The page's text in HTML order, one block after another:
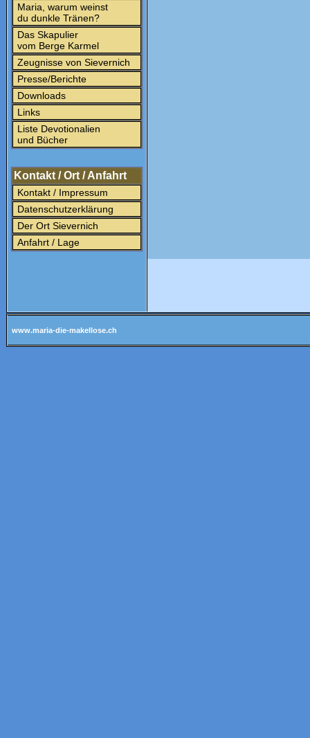
Maria, warum weinst
du dunkle Tränen?
Das Skapulier
vom Berge Karmel
Zeugnisse von Sievernich
Presse/Berichte
Downloads
Links
Liste Devotionalien
und Bücher
Kontakt / Ort / Anfahrt
Kontakt / Impressum
Datenschutzerklärung
Der Ort Sievernich
Anfahrt / Lage
www.maria-die-makellose.ch